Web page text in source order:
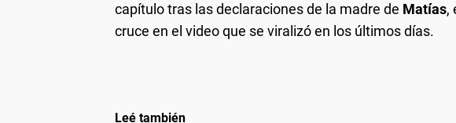
capítulo tras las declaraciones de la madre de Matías,
cruce en el video que se viralizó en los últimos días.
Leé también